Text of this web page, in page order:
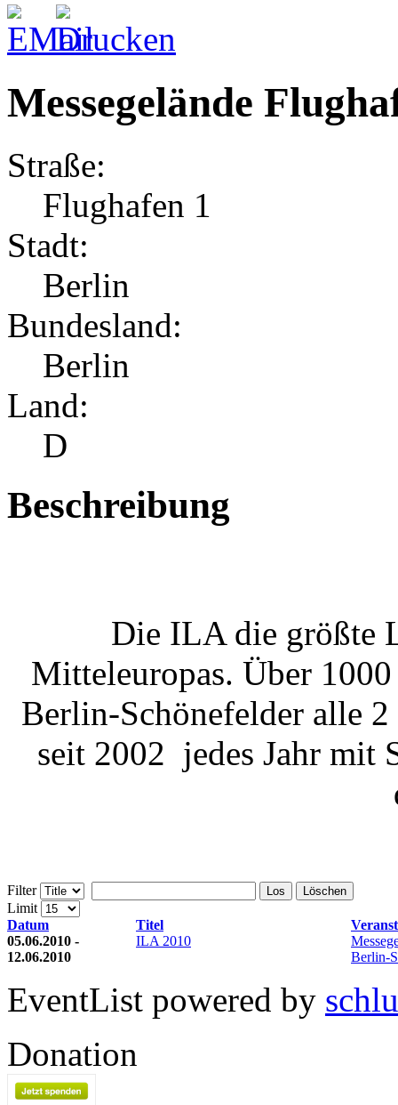
Messegelände
Straße:
Flughafen 1
Stadt:
Berlin
Bundesland:
Berlin
Land:
D
Beschreibung
Die ILA die größte
Mitteleuropas. Über
Berlin-Schönefelder alle
seit 2002 jedes Jahr mit
Filter Los Löschen
Limit
Datum
Titel
05.06.2010 -
12.06.2010
ILA 2010
Berlin-
EventList powered by
Donation